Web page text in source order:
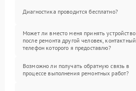
Диагностика проводится бесплатно?
Может ли вместо меня принять устройство
после ремонта другой человек, контактный
телефон которого я предоставлю?
Возможно ли получать обратную связь в
процессе выполнения ремонтных работ?